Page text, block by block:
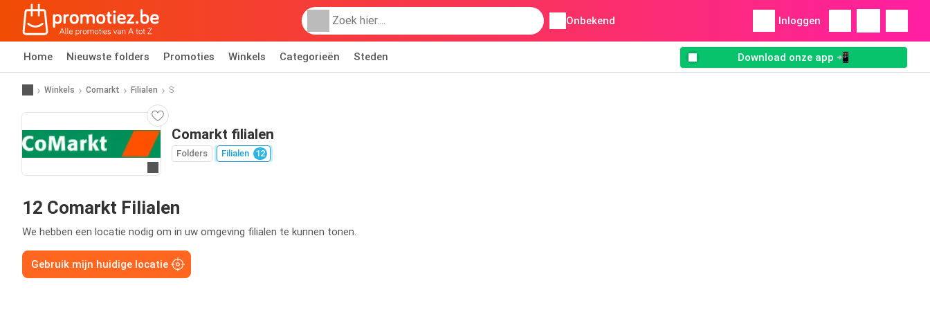
Onbekend Inloggen
Home Nieuwste folders Promoties Winkels Categorieën Steden Download onze app 📲
Winkels Comarkt Filialen S
Comarkt filialen
Folders Filialen 12
12 Comarkt Filialen
We hebben een locatie nodig om in uw omgeving filialen te kunnen tonen.
Gebruik mijn huidige locatie